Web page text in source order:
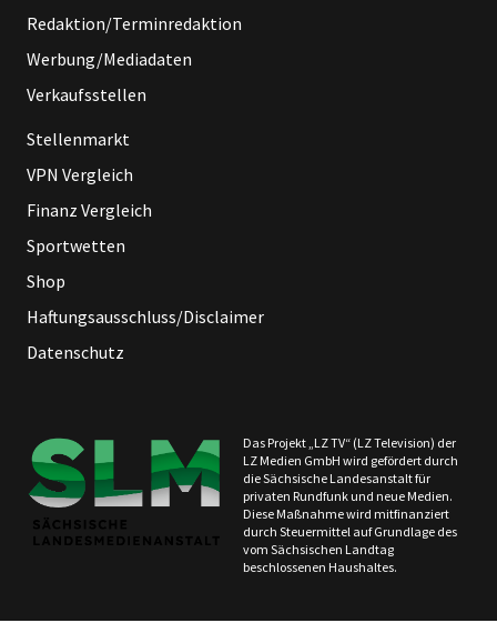
Redaktion/Terminredaktion
Werbung/Mediadaten
Verkaufsstellen
Stellenmarkt
VPN Vergleich
Finanz Vergleich
Sportwetten
Shop
Haftungsausschluss/Disclaimer
Datenschutz
Das Projekt „LZ TV“ (LZ Television) der
LZ Medien GmbH wird gefördert durch
die Sächsische Landesanstalt für
privaten Rundfunk und neue Medien.
Diese Maßnahme wird mitfinanziert
durch Steuermittel auf Grundlage des
vom Sächsischen Landtag
beschlossenen Haushaltes.